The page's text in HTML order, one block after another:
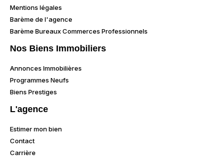
Mentions légales
Barème de l'agence
Barème Bureaux Commerces Professionnels
Nos Biens Immobiliers
Annonces Immobilières
Programmes Neufs
Biens Prestiges
L'agence
Estimer mon bien
Contact
Carrière